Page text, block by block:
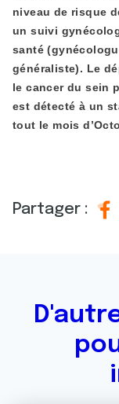
niveau de risque
un suivi
santé
généraliste). Le
le cancer du sein
est détecté à un
tout le mois
Partager :